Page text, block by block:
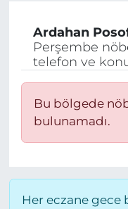
Ardahan
Perşembe
telefon ve
Bu bölgede
bulunamadı.
Her eczane gece